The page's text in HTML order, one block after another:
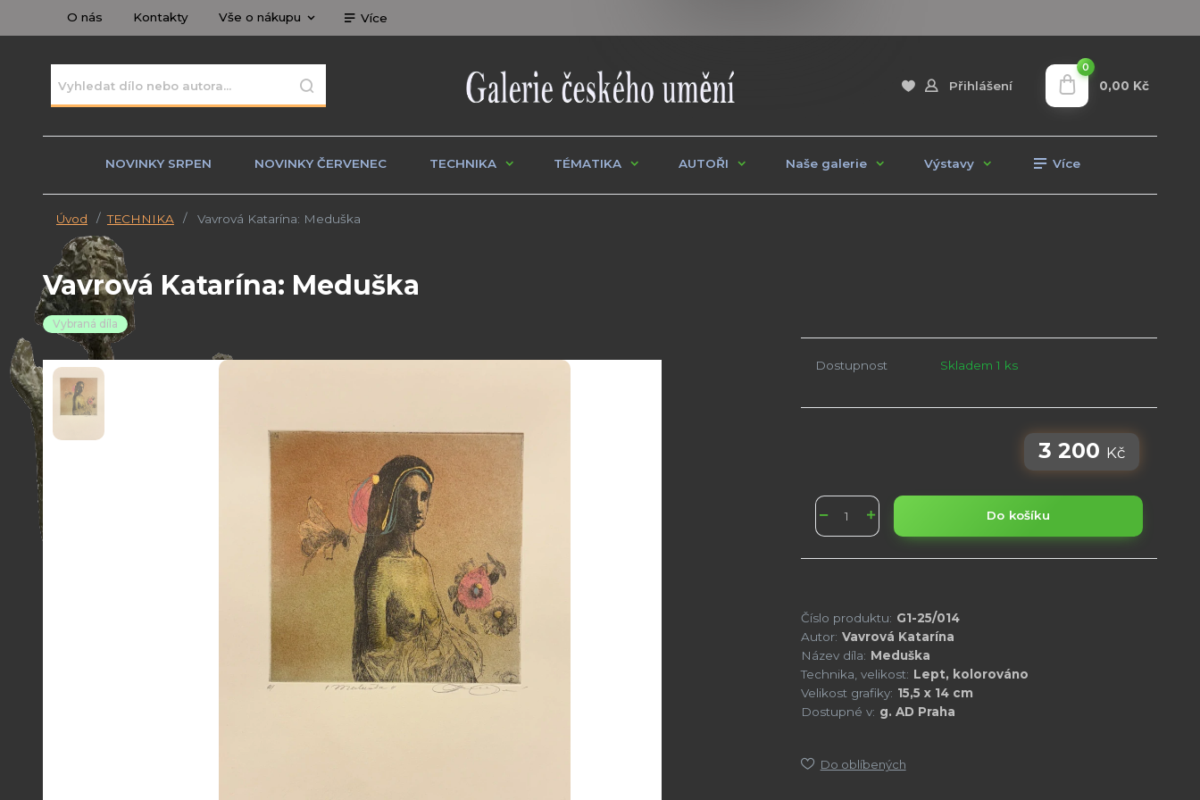
O nás Kontakty Vše o nákupu Více
Přihlášení
0
0,00 Kč
NOVINKY SRPEN NOVINKY ČERVENEC TECHNIKA TÉMATIKA AUTOŘI Naše galerie Výstavy Více
Úvod TECHNIKA Vavrová Katarína: Meduška
Vavrová Katarína: Meduška
Vybraná díla
Dostupnost Skladem 1 ks
3 200 Kč
Do košíku
Číslo produktu: G1-25/014
Autor: Vavrová Katarína
Název díla: Meduška
Technika, velikost: Lept, kolorováno
Velikost grafiky: 15,5 x 14 cm
Dostupné v: g. AD Praha
Do oblíbených